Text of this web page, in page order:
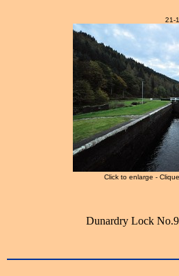
21-
Click to enlarge -
Dunardry Lock No.9